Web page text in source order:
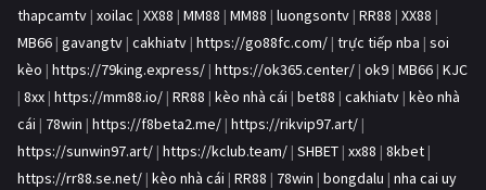
thapcamtv | xoilac | XX88 | MM88 | MM88 | luongsontv | RR88 | XX88 |
MB66 | gavangtv | cakhiatv | https://go88fc.com/ | trực tiếp nba | soi
kèo | https://79king.express/ | https://ok365.center/ | ok9 | MB66 | KJC
| 8xx | https://mm88.io/ | RR88 | kèo nhà cái | bet88 | cakhiatv | kèo nhà
cái | 78win | https://f8beta2.me/ | https://rikvip97.art/ |
https://sunwin97.art/ | https://kclub.team/ | SHBET | xx88 | 8kbet |
https://rr88.se.net/ | kèo nhà cái | RR88 | 78win | bongdalu | nha cai uy